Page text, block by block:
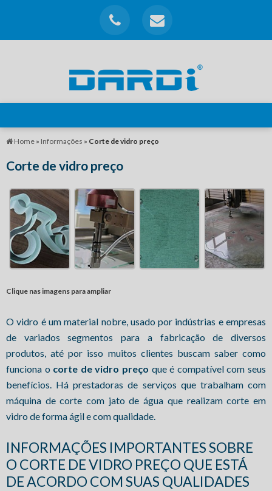
Home » Informações » Corte de vidro preço
Corte de vidro preço
Clique nas imagens para ampliar
O vidro é um material nobre, usado por indústrias e empresas
de variados segmentos para a fabricação de diversos
produtos, até por isso muitos clientes buscam saber como
funciona o corte de vidro preço que é compatível com seus
benefícios. Há prestadoras de serviços que trabalham com
máquina de corte com jato de água que realizam corte em
vidro de forma ágil e com qualidade.
INFORMAÇÕES IMPORTANTES SOBRE
O CORTE DE VIDRO PREÇO QUE ESTÁ
DE ACORDO COM SUAS QUALIDADES